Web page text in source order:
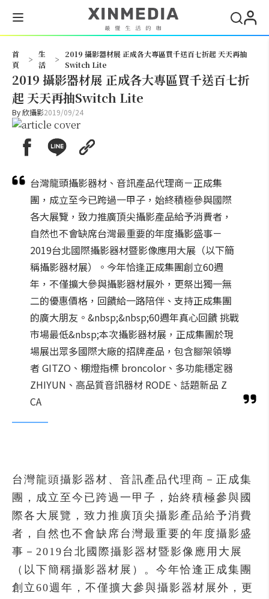
首
頁
>
生
活
>
2019 攝影器材展 正成各大專區買千送百七折起 天天再抽
Switch Lite
2019 攝影器材展 正成各大專區買千送百七折
起 天天再抽Switch Lite
By欣攝影2019/09/24
台灣龍頭攝影器材、音訊產品代理商－正成集
團，成立至今已跨過一甲子，始終積極參與國際
各大展覽，致力推廣頂尖攝影產品給予消費者，
自然也不會缺席台灣最重要的年度攝影盛事－
2019台北國際攝影器材暨影像應用大展（以下簡
稱攝影器材展）。今年恰逢正成集團創立60週
年，不僅擴大參與攝影器材展外，更祭出獨一無
二的優惠價格，回饋給一路陪伴、支持正成集團
的廣大朋友。&nbsp;&nbsp;60週年真心回饋 挑戰
市場最低&nbsp;本次攝影器材展，正成集團於現
場展出眾多國際大廠的招牌產品，包含腳架領導
者 GITZO、棚燈指標 broncolor、多功能穩定器
ZHIYUN、高品質音訊器材 RODE、話題新品 Z
CA
台灣龍頭攝影器材、音訊產品代理商－正成集
團，成立至今已跨過一甲子，始終積極參與國
際各大展覽，致力推廣頂尖攝影產品給予消費
者，自然也不會缺席台灣最重要的年度攝影盛
事－2019台北國際攝影器材暨影像應用大展
（以下簡稱攝影器材展）。今年恰逢正成集團
創立60週年，不僅擴大參與攝影器材展外，更